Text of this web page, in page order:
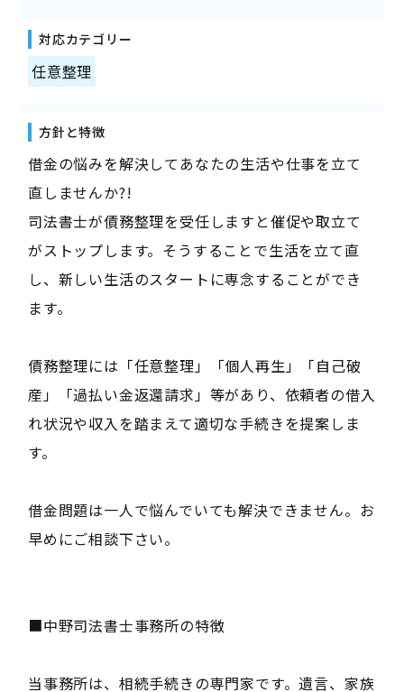
対応カテゴリー
任意整理
方針と特徴
借金の悩みを解決してあなたの生活や仕事を立て
直しませんか?!
司法書士が債務整理を受任しますと催促や取立て
がストップします。そうすることで生活を立て直
し、新しい生活のスタートに専念することができ
ます。
債務整理には「任意整理」「個人再生」「自己破
産」「過払い金返還請求」等があり、依頼者の借入
れ状況や収入を踏まえて適切な手続きを提案しま
す。
借金問題は一人で悩んでいても解決できません。お
早めにご相談下さい。
■中野司法書士事務所の特徴
当事務所は、相続手続きの専門家です。遺言、家族